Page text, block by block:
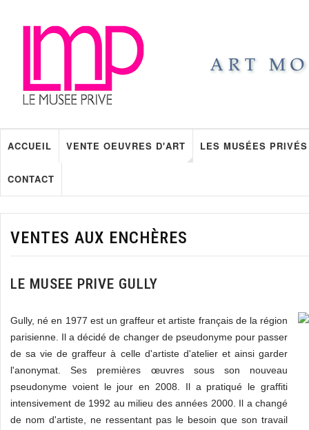
ACCUEIL VENTE OEUVRES D'ART LES MUSÉES PRIVÉS
CONTACT
VENTES AUX ENCHÈRES
LE MUSEE PRIVE GULLY
Gully, né en 1977 est un graffeur et artiste français de la région
parisienne. Il a décidé de changer de pseudonyme pour passer
de sa vie de graffeur à celle d'artiste d'atelier et ainsi garder
l'anonymat. Ses premières œuvres sous son nouveau
pseudonyme voient le jour en 2008. Il a pratiqué le graffiti
intensivement de 1992 au milieu des années 2000. Il a changé
de nom d'artiste, ne ressentant pas le besoin que son travail